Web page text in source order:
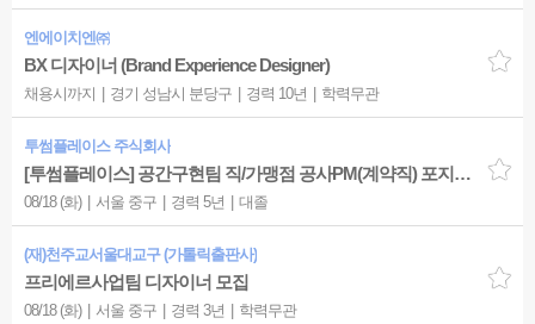
엔에이치엔㈜
BX 디자이너 (Brand Experience Designer)
채용시까지 경기 성남시 분당구 경력 10년 학력무관
투썸플레이스 주식회사
[투썸플레이스] 공간구현팀 직/가맹점 공사PM(계약직) 포지션 경력채용
08/18 (화) 서울 중구 경력 5년 대졸
(재)천주교서울대교구 (가톨릭출판사)
프리에르사업팀 디자이너 모집
08/18 (화) 서울 중구 경력 3년 학력무관